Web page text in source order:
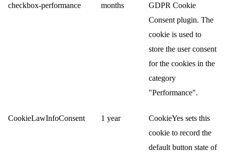
checkbox-performance
months
GDPR Cookie
Consent plugin. The
cookie is used to
store the user consent
for the cookies in the
category
"Performance".
CookieLawInfoConsent 1 year
CookieYes sets this
cookie to record the
default button state of